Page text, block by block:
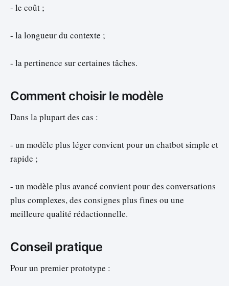
- le coût ;
- la longueur du contexte ;
- la pertinence sur certaines tâches.
Comment choisir le modèle
Dans la plupart des cas :
- un modèle plus léger convient pour un chatbot simple et
rapide ;
- un modèle plus avancé convient pour des conversations
plus complexes, des consignes plus fines ou une
meilleure qualité rédactionnelle.
Conseil pratique
Pour un premier prototype :